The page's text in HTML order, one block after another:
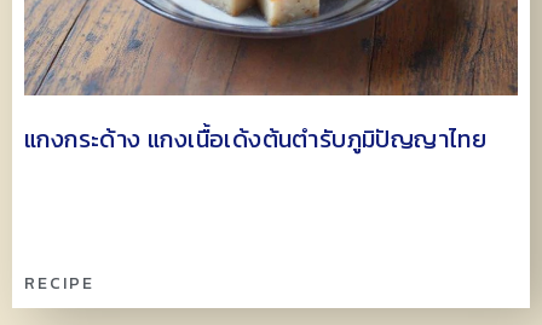
แกงกระด้าง แกงเนื้อเด้งต้นตำรับภูมิปัญญาไทย
RECIPE